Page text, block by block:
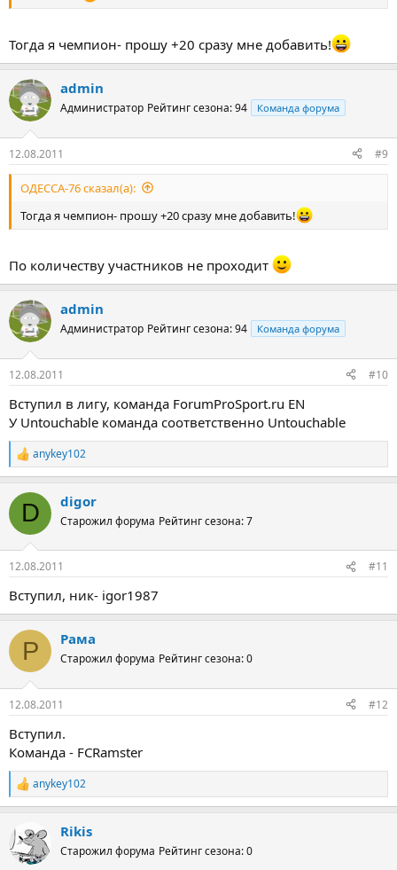
Тогда я чемпион- прошу +20 сразу мне добавить!
admin
Администратор Рейтинг сезона: 94 Команда форума
12.08.2011 #9
ОДЕССА-76 сказал(а):
Тогда я чемпион- прошу +20 сразу мне добавить!
По количеству участников не проходит
admin
Администратор Рейтинг сезона: 94 Команда форума
12.08.2011 #10
Вступил в лигу, команда ForumProSport.ru EN
У Untouchable команда соответственно Untouchable
Р
е
к
и
anykey102
D digor
Старожил форума Рейтинг сезона: 7
12.08.2011 #11
Вступил, ник- igor1987
Р Рама
Старожил форума Рейтинг сезона: 0
12.08.2011 #12
Вступил.
Команда - FCRamster
Р
е
к
ц
и
anykey102
Rikis
Старожил форума Рейтинг сезона: 0